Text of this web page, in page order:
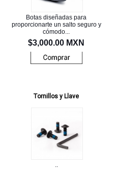
Botas diseñadas para
proporcionarte un salto seguro y
cómodo...
$3,000.00 MXN
Tornillos y Llave
..